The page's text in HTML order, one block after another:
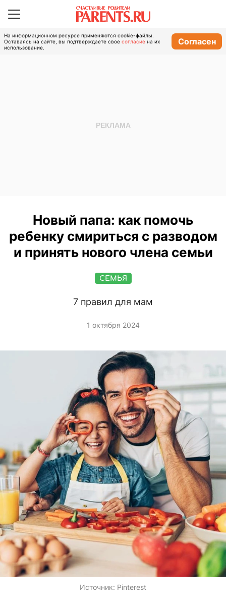
На информационном ресурсе применяются cookie-файлы.
Оставаясь на сайте, вы подтверждаете свое согласие на их
использование.
Согласен
Новый папа: как помочь
ребенку смириться с разводом
и принять нового члена семьи
СЕМЬЯ
7 правил для мам
1 октября 2024
Источник: Pinterest